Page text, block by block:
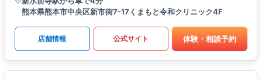
熊本県熊本市中央区新市街7-17くまもと令和クリニック4F
店舗情報 公式サイト 体験・相談予約